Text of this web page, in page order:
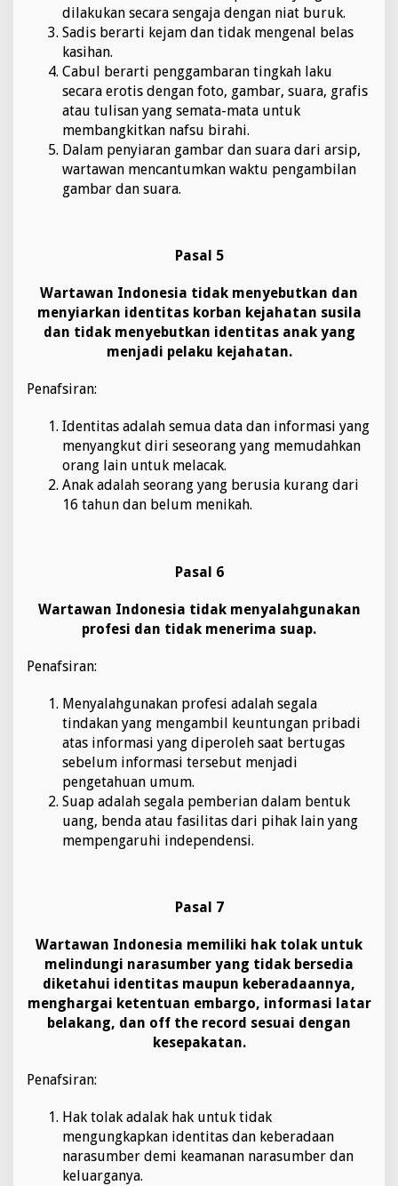
dilakukan secara sengaja dengan niat buruk.
Sadis berarti kejam dan tidak mengenal belas
kasihan.
Cabul berarti penggambaran tingkah laku
secara erotis dengan foto, gambar, suara, grafis
atau tulisan yang semata-mata untuk
membangkitkan nafsu birahi.
Dalam penyiaran gambar dan suara dari arsip,
wartawan mencantumkan waktu pengambilan
gambar dan suara.
Pasal 5
Wartawan Indonesia tidak menyebutkan dan
menyiarkan identitas korban kejahatan susila
dan tidak menyebutkan identitas anak yang
menjadi pelaku kejahatan.
Penafsiran:
Identitas adalah semua data dan informasi yang
menyangkut diri seseorang yang memudahkan
orang lain untuk melacak.
Anak adalah seorang yang berusia kurang dari
16 tahun dan belum menikah.
Pasal 6
Wartawan Indonesia tidak menyalahgunakan
profesi dan tidak menerima suap.
Penafsiran:
Menyalahgunakan profesi adalah segala
tindakan yang mengambil keuntungan pribadi
atas informasi yang diperoleh saat bertugas
sebelum informasi tersebut menjadi
pengetahuan umum.
Suap adalah segala pemberian dalam bentuk
uang, benda atau fasilitas dari pihak lain yang
mempengaruhi independensi.
Pasal 7
Wartawan Indonesia memiliki hak tolak untuk
melindungi narasumber yang tidak bersedia
diketahui identitas maupun keberadaannya,
menghargai ketentuan embargo, informasi latar
belakang, dan off the record sesuai dengan
kesepakatan.
Penafsiran:
Hak tolak adalak hak untuk tidak
mengungkapkan identitas dan keberadaan
narasumber demi keamanan narasumber dan
keluarganya.